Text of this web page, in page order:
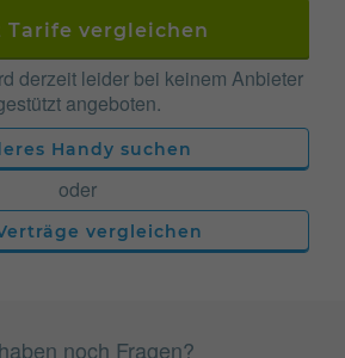
Tarife vergleichen
derzeit leider bei keinem Anbieter
angeboten.
Handy suchen
oder
vergleichen
noch Fragen?